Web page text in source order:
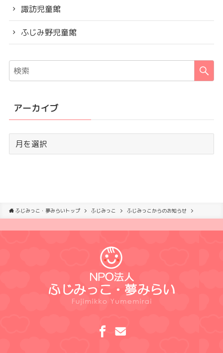
諏訪児童館
ふじみ野児童館
アーカイブ
ふじみっこ・夢みらいトップ ふじみっこ ふじみっこからのお知らせ